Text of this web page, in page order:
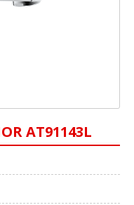
AT91143L